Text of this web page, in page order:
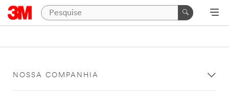
NOSSA COMPANHIA